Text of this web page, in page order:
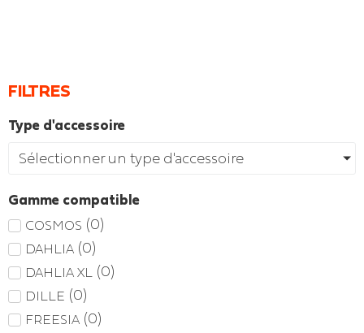
FILTRES
Type d'accessoire
Sélectionner un type d'accessoire
Gamme compatible
COSMOS (0)
DAHLIA (0)
DAHLIA XL (0)
DILLE (0)
FREESIA (0)